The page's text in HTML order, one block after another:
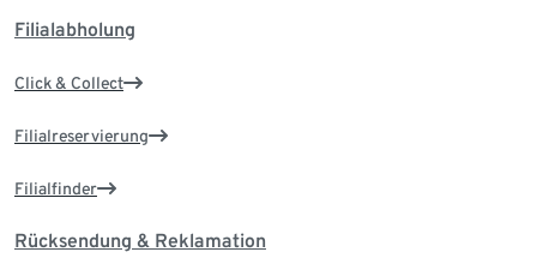
Filialabholung
Click & Collect
Filialreservierung
Filialfinder
Rücksendung & Reklamation